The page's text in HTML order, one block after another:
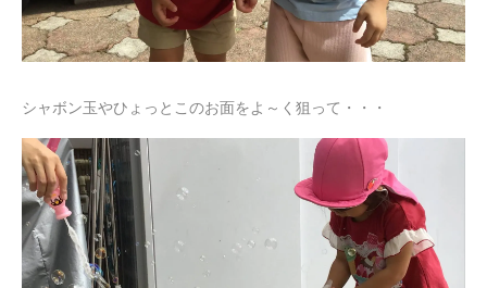
シャボン玉やひょっとこのお面をよ～く狙って・・・